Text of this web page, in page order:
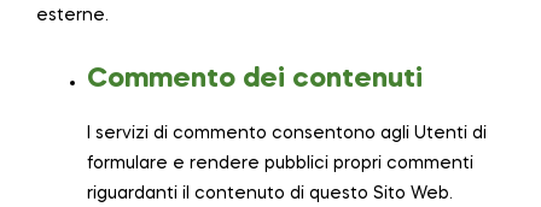
esterne.
Commento dei contenuti
I servizi di commento consentono agli Utenti di
formulare e rendere pubblici propri commenti
riguardanti il contenuto di questo Sito Web.